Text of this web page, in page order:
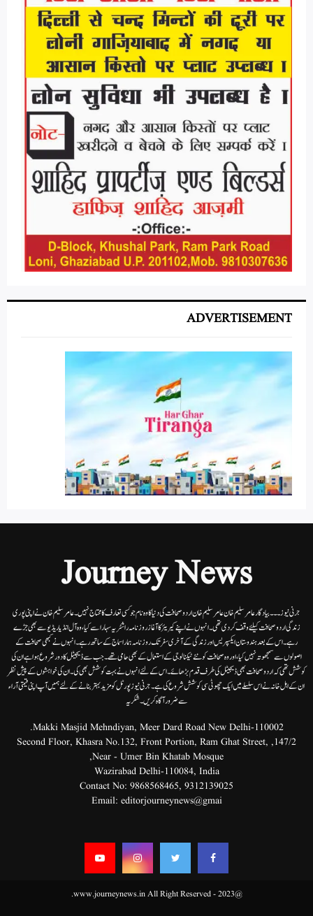
ADVERTISEMENT
Journey News
جرنی نیوز۔۔۔بیاد گار عامر سلیم خان عامر سلیم خان اردوصحافت کی دنیا کاوہ نام جو کسی تعارف کا محتاج نہیں۔عامرسلیم خان نے اپنی پوری
زندگی اردوصحافت کیلئے وقف کردی تھی۔انہوں نے اپنے کیریئر کا آغاز روزنامہ راشٹریہ سہارا سے کیا،وہ آل انڈیا ریڈیوسے بھی جڑے
رہے۔ اس کے بعد ہندوستان ایکسپریس اور زندگی کے آخری سفر تک روزنامہ ہمارا سماج کے ساتھ رہے۔ انہوں نے کبھی صحافت کے
اصولوں سے سمجھوتہ نہیں کیا، اور وہ صحافت کو نئے ٹیکنالوجی کے استعمال کے بھی حامی تھے۔ جب سے ڈیجیٹل کا دور شروع ہوا ہے ان کی
کوشش تھی کہ اردو صحافت بھی ڈیجیٹل کی طرف قدم بڑھائے۔ اس کے لئے انہوں نے بہت کوشش بھی کی۔ ان کی خواہشوں کے پیش نظر
ان کے اہل خانہ نے اس سلسلے میں ایک چھوٹی سی کوشش شروع کی ہے۔جرنی نیوز پورٹل کو مزید بہتر بنانے کے لئے ہمیں آپ اپنی قیمتی آراء
سے ضرور آگاہ کریں۔شکریہ
Makki Masjid Mehndiyan, Meer Dard Road New Delhi-110002.
147/2, Second Floor, Khasra No.132, Front Portion, Ram Ghat Street,
Near - Umer Bin Khatab Mosque,
Wazirabad Delhi-110084, India
Contact No: 9868568465, 9312139025
Email: editorjourneynews@gmai
@2023 - www.journeynews.in All Right Reserved.